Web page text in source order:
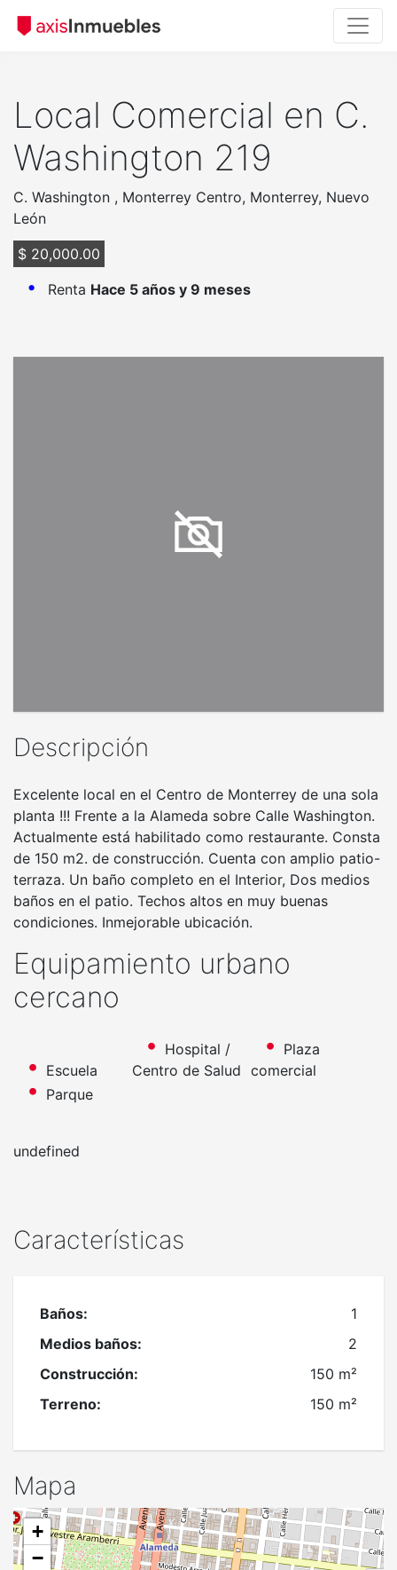
Local Comercial en C.
Washington 219
C. Washington , Monterrey Centro, Monterrey, Nuevo
León
$ 20,000.00
Renta Hace 5 años y 9 meses
Características
Baños:
1
Medios baños:
2
Construcción:
150 m²
Terreno:
150 m²
Mapa
+
−
Descripción
Excelente local en el Centro de Monterrey de una sola
planta !!! Frente a la Alameda sobre Calle Washington.
Actualmente está habilitado como restaurante. Consta
de 150 m2. de construcción. Cuenta con amplio patio-
terraza. Un baño completo en el Interior, Dos medios
baños en el patio. Techos altos en muy buenas
condiciones. Inmejorable ubicación.
Equipamiento urbano
cercano
Escuela
Hospital /
Centro de Salud
Plaza
comercial
Parque
undefined